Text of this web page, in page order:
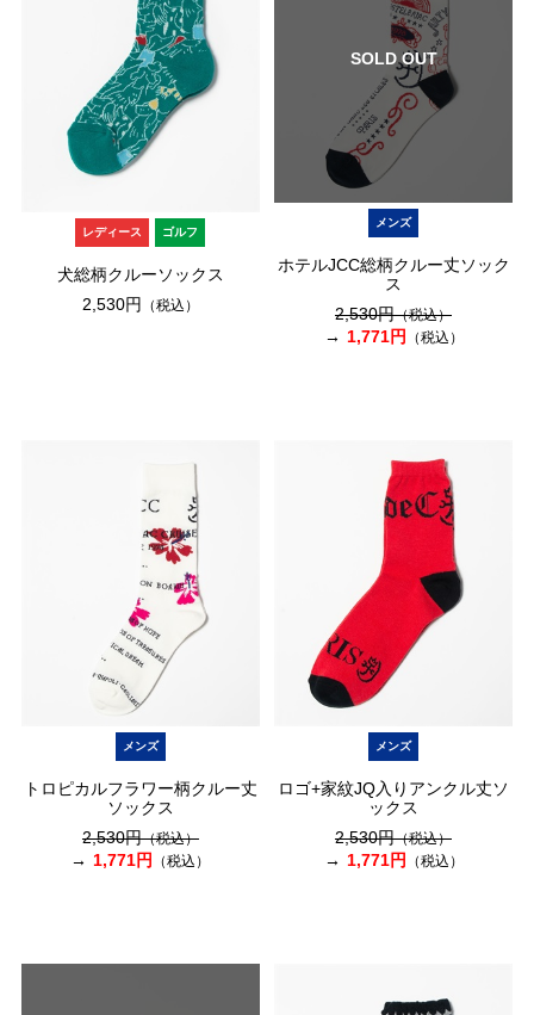
レディース ゴルフ
犬総柄クルーソックス
2,530円 （税込）
SOLD OUT
メンズ
ホテルJCC総柄クルー丈ソック
ス
2,530円（税込）
1,771円 （税込）
メンズ
トロピカルフラワー柄クルー丈
ソックス
2,530円（税込）
1,771円 （税込）
メンズ
ロゴ+家紋JQ入りアンクル丈ソ
ックス
2,530円（税込）
1,771円 （税込）